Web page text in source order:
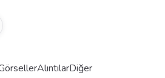
AlıntılarDiğer